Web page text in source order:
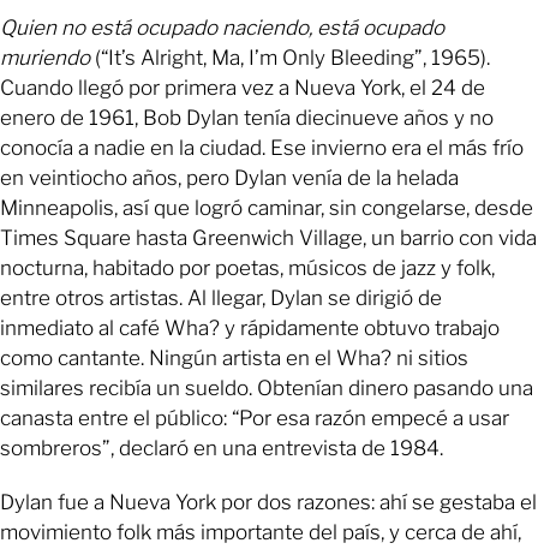
Quien no está ocupado naciendo, está ocupado
muriendo (“It’s Alright, Ma, I’m Only Bleeding”, 1965).
Cuando llegó por primera vez a Nueva York, el 24 de
enero de 1961, Bob Dylan tenía diecinueve años y no
conocía a nadie en la ciudad. Ese invierno era el más frío
en veintiocho años, pero Dylan venía de la helada
Minneapolis, así que logró caminar, sin congelarse, desde
Times Square hasta Greenwich Village, un barrio con vida
nocturna, habitado por poetas, músicos de jazz y folk,
entre otros artistas. Al llegar, Dylan se dirigió de
inmediato al café Wha? y rápidamente obtuvo trabajo
como cantante. Ningún artista en el Wha? ni sitios
similares recibía un sueldo. Obtenían dinero pasando una
canasta entre el público: “Por esa razón empecé a usar
sombreros”, declaró en una entrevista de 1984.
Dylan fue a Nueva York por dos razones: ahí se gestaba el
movimiento folk más importante del país, y cerca de ahí,